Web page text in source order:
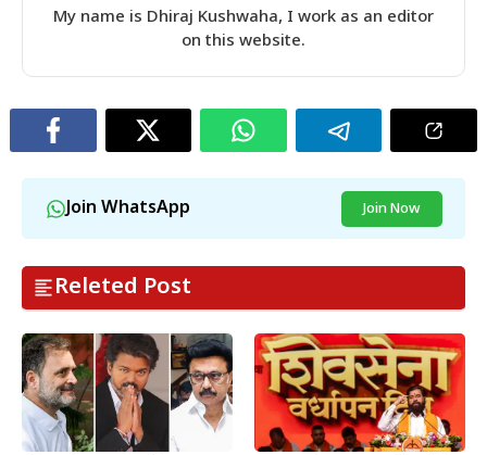
My name is Dhiraj Kushwaha, I work as an editor
on this website.
Join WhatsApp Join Now
Releted Post